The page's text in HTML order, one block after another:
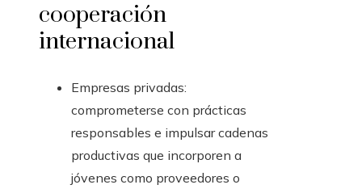
cooperación
internacional
Empresas privadas:
comprometerse con prácticas
responsables e impulsar cadenas
productivas que incorporen a
jóvenes como proveedores o